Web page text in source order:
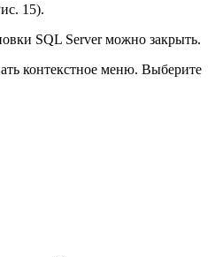
15).
SQL Server можно закрыть.
контекстное меню. Выберите